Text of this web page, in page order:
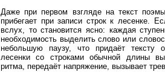
Даже при первом взгляде на текст
прибегает при записи строк к лесенке.
вслух, то становится ясно: каждая
необходимость выделить слово или
небольшую паузу, что придаёт тексту
лесенки со строками обычной длины
ритма, передаёт напряжение, вызывает